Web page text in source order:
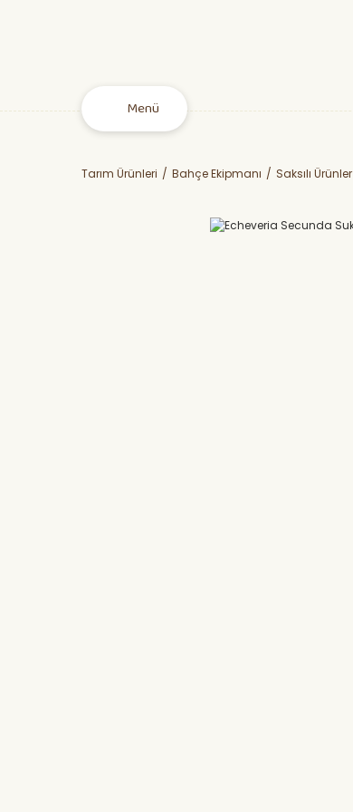
Menü
Tarım Ürünleri Bahçe Ekipmanı Saksılı Ürünler